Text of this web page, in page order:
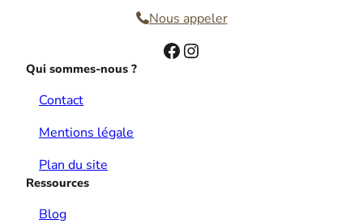
Nous appeler
Facebook Instagram
Qui sommes-nous ?
Contact
Mentions légale
Plan du site
Ressources
Blog